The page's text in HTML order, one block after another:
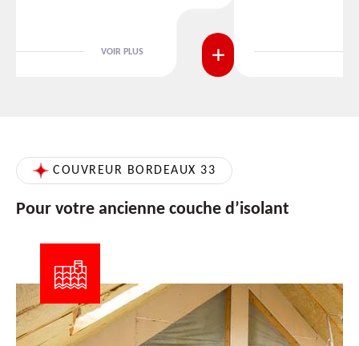
VOIR PLUS
COUVREUR BORDEAUX 33
Pour votre ancienne couche d’isolant